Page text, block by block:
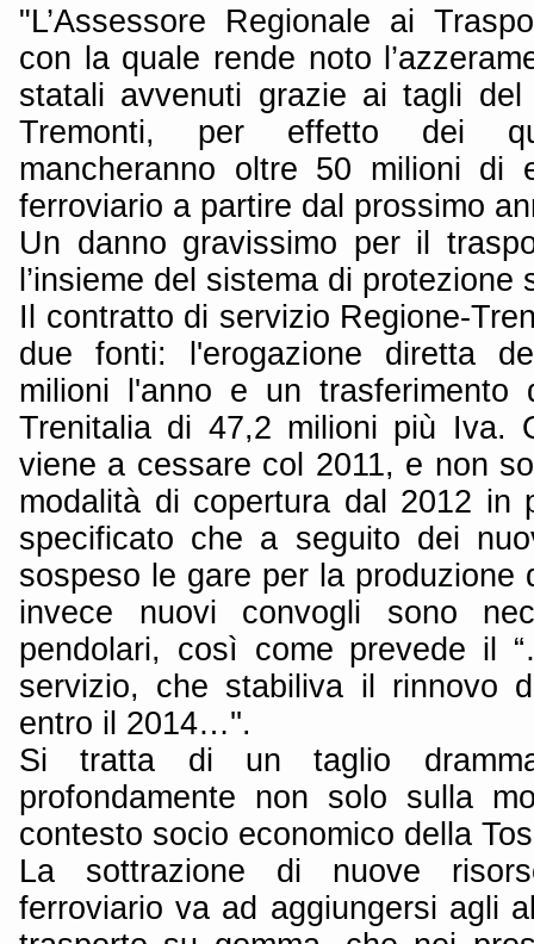
"L’Assessore Regionale ai
con la quale rende noto
statali avvenuti grazie ai tagli del
Tremonti, per effetto dei
mancheranno oltre 50 milioni di
ferroviario a partire dal prossimo
Un danno gravissimo per il
l’insieme del sistema di protezione
Il contratto di servizio Regione-
due fonti: l'erogazione diretta
milioni l'anno e un trasferimento
Trenitalia di 47,2 milioni più Iva.
viene a cessare col 2011, e non
modalità di copertura dal 2012 in
specificato che a seguito dei
sospeso le gare per la produzione
invece nuovi convogli sono
pendolari, così come prevede il
servizio, che stabiliva il rinnovo
entro il 2014…''.
Si tratta di un taglio
profondamente non solo sulla
contesto socio economico della
La sottrazione di nuove
ferroviario va ad aggiungersi agli